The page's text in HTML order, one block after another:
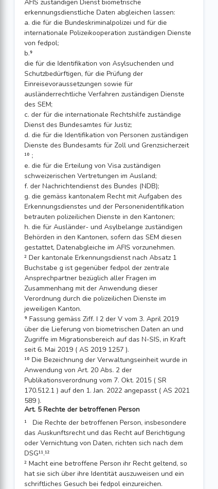
AFIS zuständigen Dienst biometrische
erkennungsdienstliche Daten abgleichen lassen:
a. die für die Bundeskriminalpolizei und für die
internationale Polizeikooperation zuständigen Dienste
von fedpol;
b.⁹
die für die Identifikation von Asylsuchenden und
Schutzbedürftigen, für die Prüfung der
Einreisevoraussetzungen sowie für
ausländerrechtliche Verfahren zuständigen Dienste
des SEM;
c. der für die internationale Rechtshilfe zuständige
Dienst des Bundesamtes für Justiz;
d. die für die Identifikation von Personen zuständigen
Dienste des Bundesamts für Zoll und Grenzsicherzeit
¹⁰ ;
e. die für die Erteilung von Visa zuständigen
schweizerischen Vertretungen im Ausland;
f. der Nachrichtendienst des Bundes (NDB);
g. die gemäss kantonalem Recht mit Aufgaben des
Erkennungsdienstes und der Personenidentifikation
betrauten polizeilichen Dienste in den Kantonen;
h. die für Ausländer- und Asylbelange zuständigen
Behörden in den Kantonen, sofern das SEM diesen
gestattet, Datenabgleiche im AFIS vorzunehmen.
² Der kantonale Erkennungsdienst nach Absatz 1
Buchstabe g ist gegenüber fedpol der zentrale
Ansprechpartner bezüglich aller Fragen im
Zusammenhang mit der Anwendung dieser
Verordnung durch die polizeilichen Dienste im
jeweiligen Kanton.
⁹ Fassung gemäss Ziff. I 2 der V vom 3. April 2019
über die Lieferung von biometrischen Daten an und
Zugriffe im Migrationsbereich auf das N-SIS, in Kraft
seit 6. Mai 2019 ( AS 2019 1257 ).
¹⁰ Die Bezeichnung der Verwaltungseinheit wurde in
Anwendung von Art. 20 Abs. 2 der
Publikationsverordnung vom 7. Okt. 2015 ( SR
170.512.1 ) auf den 1. Jan. 2022 angepasst ( AS 2021
589 ).
Art. 5 Rechte der betroffenen Person
¹ Die Rechte der betroffenen Person, insbesondere
das Auskunftsrecht und das Recht auf Berichtigung
oder Vernichtung von Daten, richten sich nach dem
DSG¹¹.¹²
² Macht eine betroffene Person ihr Recht geltend, so
hat sie sich über ihre Identität auszuweisen und ein
schriftliches Gesuch bei fedpol einzureichen.